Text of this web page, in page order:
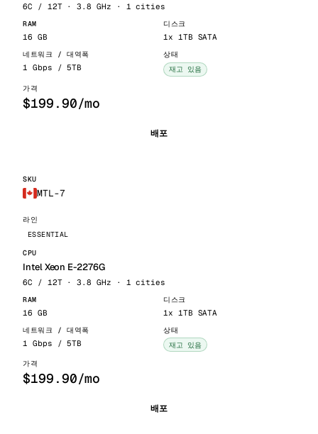
6C / 12T · 3.8 GHz · 1 cities
16 GB 1x 1TB SATA
1 Gbps / 5TB 재고 있음
$199.90/mo
배포
MTL-7
ESSENTIAL
Intel Xeon E-2276G
6C / 12T · 3.8 GHz · 1 cities
16 GB 1x 1TB SATA
1 Gbps / 5TB 재고 있음
$199.90/mo
배포